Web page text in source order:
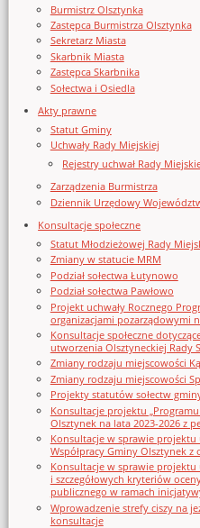
Burmistrz Olsztynka
Zastępca Burmistrza Olsztynka
Sekretarz Miasta
Skarbnik Miasta
Zastępca Skarbnika
Sołectwa i Osiedla
Akty prawne
Statut Gminy
Uchwały Rady Miejskiej
Rejestry uchwał Rady
Zarządzenia Burmistrza
Dziennik Urzędowy
Konsultacje społeczne
Statut Młodzieżowej Rady
Zmiany w statucie MRM
Podział sołectwa Łutynowo
Podział sołectwa Pawłowo
Projekt uchwały Rocznego
organizacjami pozarządowymi
Konsultacje społeczne
utworzenia Olsztyneckiej Rady
Zmiany rodzaju miejscowości
Zmiany rodzaju miejscowości
Projekty statutów sołectw
Konsultacje projektu
Olsztynek na lata 2023-2026 z
Konsultacje w sprawie projektu
Współpracy Gminy Olsztynek
Konsultacje w sprawie
i szczegółowych kryteriów
publicznego w ramach
Wprowadzenie strefy ciszy na
konsultacje